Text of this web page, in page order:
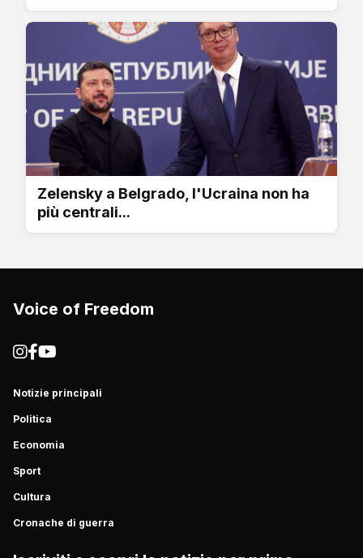
Zelensky a Belgrado, l'Ucraina non ha
più centrali...
Voice of Freedom
Notizie principali
Politica
Economia
Sport
Cultura
Cronache di guerra